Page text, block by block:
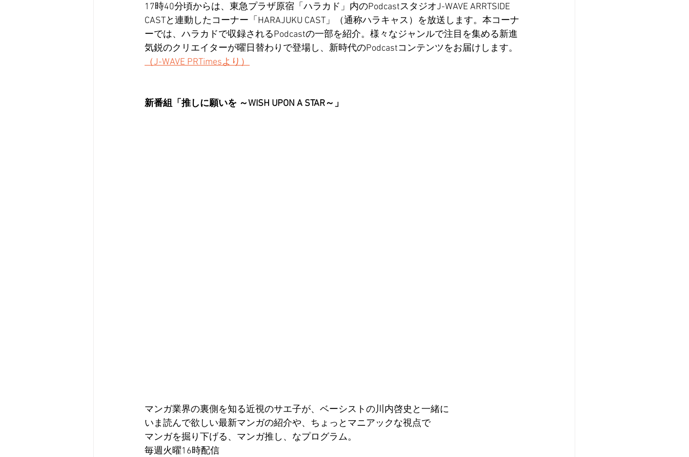
17時40分頃からは、東急プラザ原宿「ハラカド」内のPodcastスタジオJ-WAVE ARRTSIDE
CASTと連動したコーナー「HARAJUKU CAST」（通称ハラキャス）を放送します。本コーナ
ーでは、ハラカドで収録されるPodcastの一部を紹介。様々なジャンルで注目を集める新進
気鋭のクリエイターが曜日替わりで登場し、新時代のPodcastコンテンツをお届けします。
（J-WAVE PRTimesより）
新番組「推しに願いを ～WISH UPON A STAR～」
マンガ業界の裏側を知る近視のサエ子が、ベーシストの川内啓史と一緒に
いま読んで欲しい最新マンガの紹介や、ちょっとマニアックな視点で
マンガを掘り下げる、マンガ推し、なプログラム。
毎週火曜16時配信